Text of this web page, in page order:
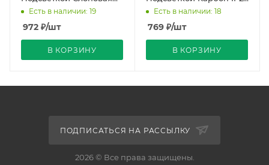
Кость IP20 10А 250В
Werkel
Есть в наличии: 19
972 ₽/шт
В КОРЗИНУ
10А 250В ATLASDESIGN
Есть в наличии: 18
769 ₽/шт
В КОРЗИНУ
ПОДПИСАТЬСЯ НА РАССЫЛКУ
2026 © Все права защищены.